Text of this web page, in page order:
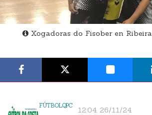
Xogadoras do Fisober en Ribeira
FÚTBOLQPC 12:04 26/11/24